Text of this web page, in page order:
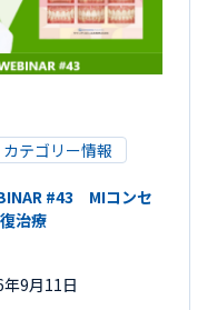
カテゴリー情報
#43 MIコンセ
治療
9月11日